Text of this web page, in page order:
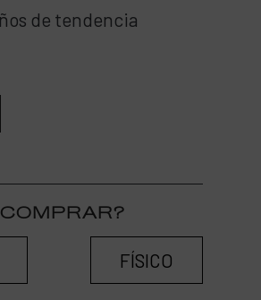
de tendencia
FÍSICO